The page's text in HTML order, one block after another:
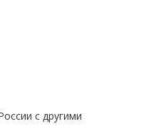
с другими